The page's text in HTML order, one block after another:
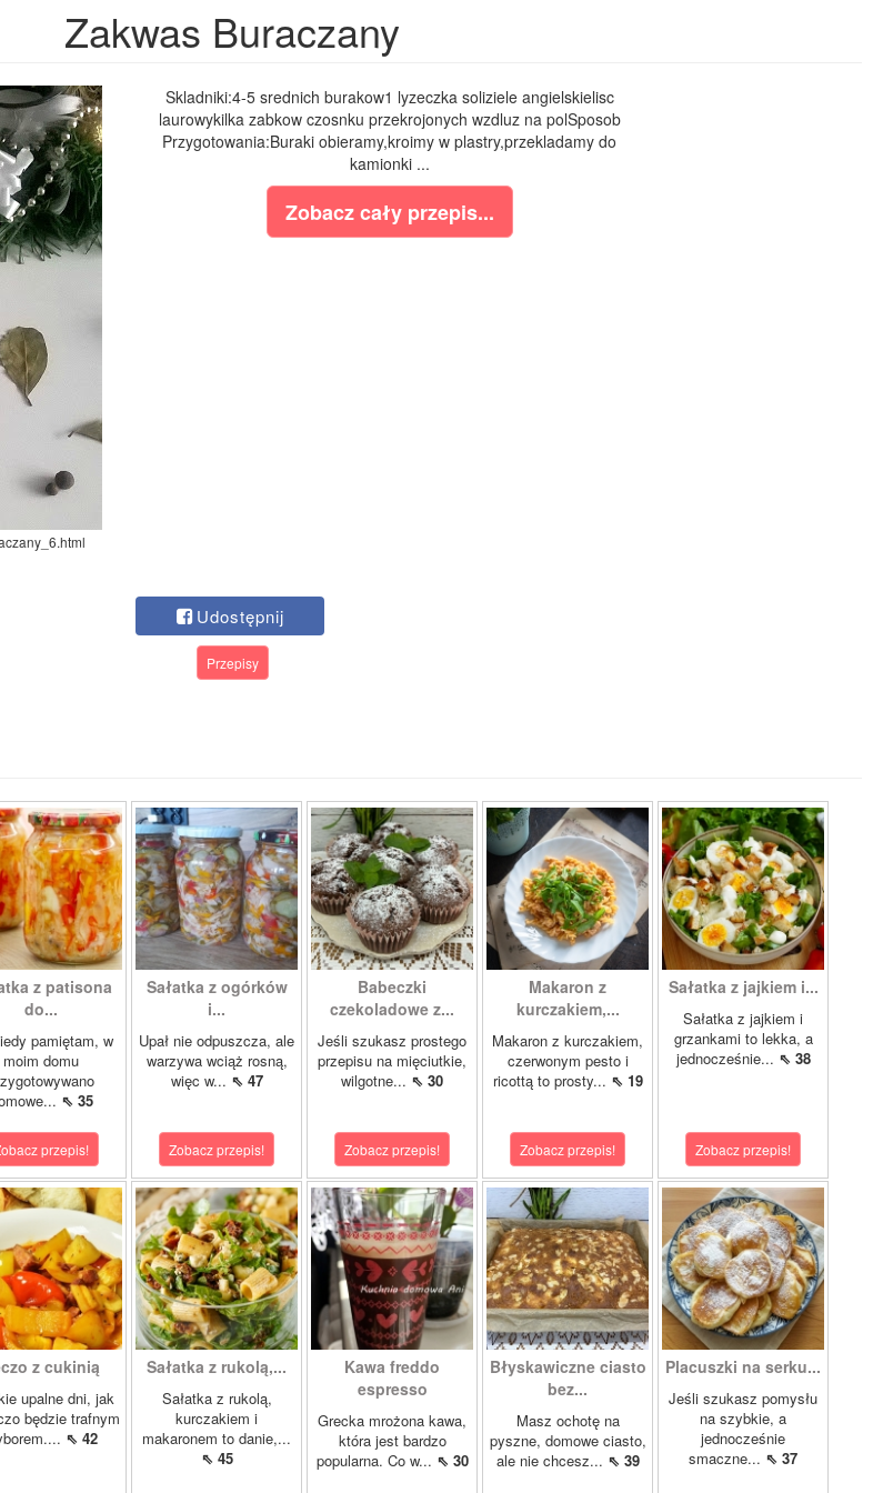
Zakwas Buraczany
Skladniki:4-5 srednich burakow1 lyzeczka soliziele angielskielisc
laurowykilka zabkow czosnku przekrojonych wzdluz na polSposob
Przygotowania:Buraki obieramy,kroimy w plastry,przekladamy do
kamionki ...
Zobacz cały przepis...
Udostępnij
Przepisy
z patisona
do...
pamiętam, w
moim domu
⇖ 35
przepis!
Sałatka z ogórków
i...
Upał nie odpuszcza, ale
warzywa wciąż rosną,
więc w... ⇖ 47
Zobacz przepis!
Babeczki
czekoladowe z...
Jeśli szukasz prostego
przepisu na mięciutkie,
wilgotne... ⇖ 30
Zobacz przepis!
Makaron z
kurczakiem,...
Makaron z kurczakiem,
czerwonym pesto i
ricottą to prosty... ⇖ 19
Zobacz przepis!
Sałatka z jajkiem i...
Sałatka z jajkiem i
grzankami to lekka, a
jednocześnie... ⇖ 38
Zobacz przepis!
z cukinią
upalne dni, jak
będzie trafnym
⇖ 42
Sałatka z rukolą,...
Sałatka z rukolą,
kurczakiem i
makaronem to danie,...
⇖ 45
Kawa freddo
espresso
Grecka mrożona kawa,
która jest bardzo
popularna. Co w... ⇖ 30
Błyskawiczne ciasto
bez...
Masz ochotę na
pyszne, domowe ciasto,
ale nie chcesz... ⇖ 39
Placuszki na serku...
Jeśli szukasz pomysłu
na szybkie, a
jednocześnie
smaczne... ⇖ 37